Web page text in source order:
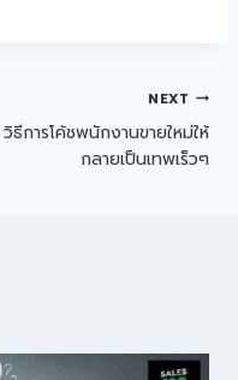
NEXT
วิธีการโค้ชพนักงานขายใหม่ให้
กลายเป็นเทพเร็วๆ